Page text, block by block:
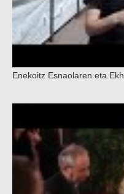
Enekoitz Esnaolaren eta